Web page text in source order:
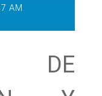
AM
DE